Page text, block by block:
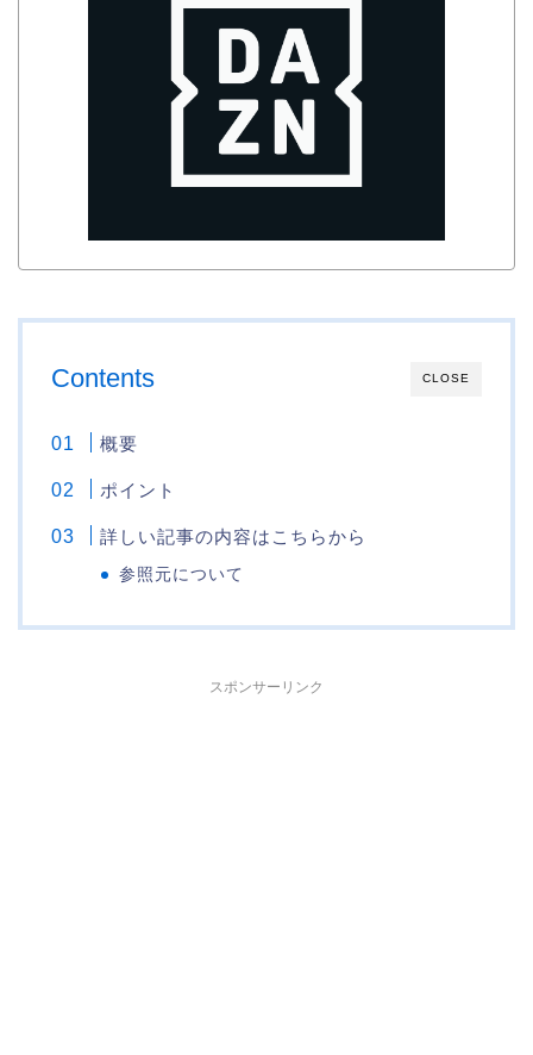
CLOSE
Contents
概要
ポイント
詳しい記事の内容はこちらから
参照元について
スポンサーリンク